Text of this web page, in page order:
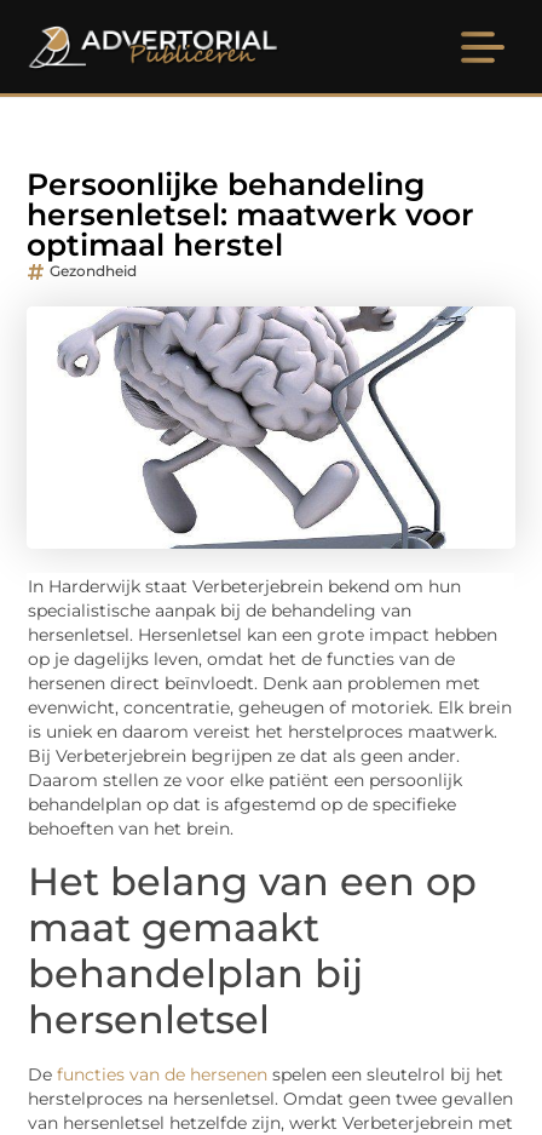
Persoonlijke behandeling
hersenletsel: maatwerk voor
optimaal herstel
Gezondheid
In Harderwijk staat Verbeterjebrein bekend om hun
specialistische aanpak bij de behandeling van
hersenletsel. Hersenletsel kan een grote impact hebben
op je dagelijks leven, omdat het de functies van de
hersenen direct beïnvloedt. Denk aan problemen met
evenwicht, concentratie, geheugen of motoriek. Elk brein
is uniek en daarom vereist het herstelproces maatwerk.
Bij Verbeterjebrein begrijpen ze dat als geen ander.
Daarom stellen ze voor elke patiënt een persoonlijk
behandelplan op dat is afgestemd op de specifieke
behoeften van het brein.
Het belang van een op
maat gemaakt
behandelplan bij
hersenletsel
Defuncties van de hersenen spelen een sleutelrol bij het
herstelproces na hersenletsel. Omdat geen twee gevallen
van hersenletsel hetzelfde zijn, werkt Verbeterjebrein met